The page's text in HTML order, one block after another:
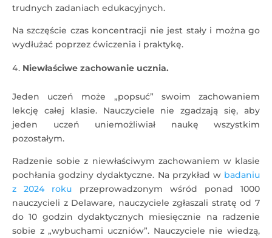
trudnych zadaniach edukacyjnych.
Na szczęście czas koncentracji nie jest stały i można go
wydłużać poprzez ćwiczenia i praktykę.
Niewłaściwe zachowanie ucznia.
Jeden uczeń może „popsuć” swoim zachowaniem
lekcję całej klasie. Nauczyciele nie zgadzają się, aby
jeden uczeń uniemożliwiał naukę wszystkim
pozostałym.
Radzenie sobie z niewłaściwym zachowaniem w klasie
pochłania godziny dydaktyczne. Na przykład w badaniu
z 2024 roku przeprowadzonym wśród ponad 1000
nauczycieli z Delaware, nauczyciele zgłaszali stratę od 7
do 10 godzin dydaktycznych miesięcznie na radzenie
sobie z „wybuchami uczniów”. Nauczyciele nie wiedzą,